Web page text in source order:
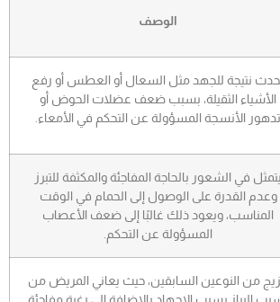
الوصف
نتيجة للجهد مثل السعال أو العطس أو رفع
الأشياء الثقيلة، بسبب ضعف عضلات الحوض أو
تدهور الأنسجة المسؤولة عن التحكم في الأمعاء.
يتمثل في الشعور بالحاجة المفاجئة والمكثفة للتبرز
وعدم القدرة على الوصول إلى الحمام في الوقت
المناسب، ويعود ذلك غالبًا إلى ضعف الأعصاب
المسؤولة عن التحكم.
من النوعين السابقين، حيث يعاني المريض من